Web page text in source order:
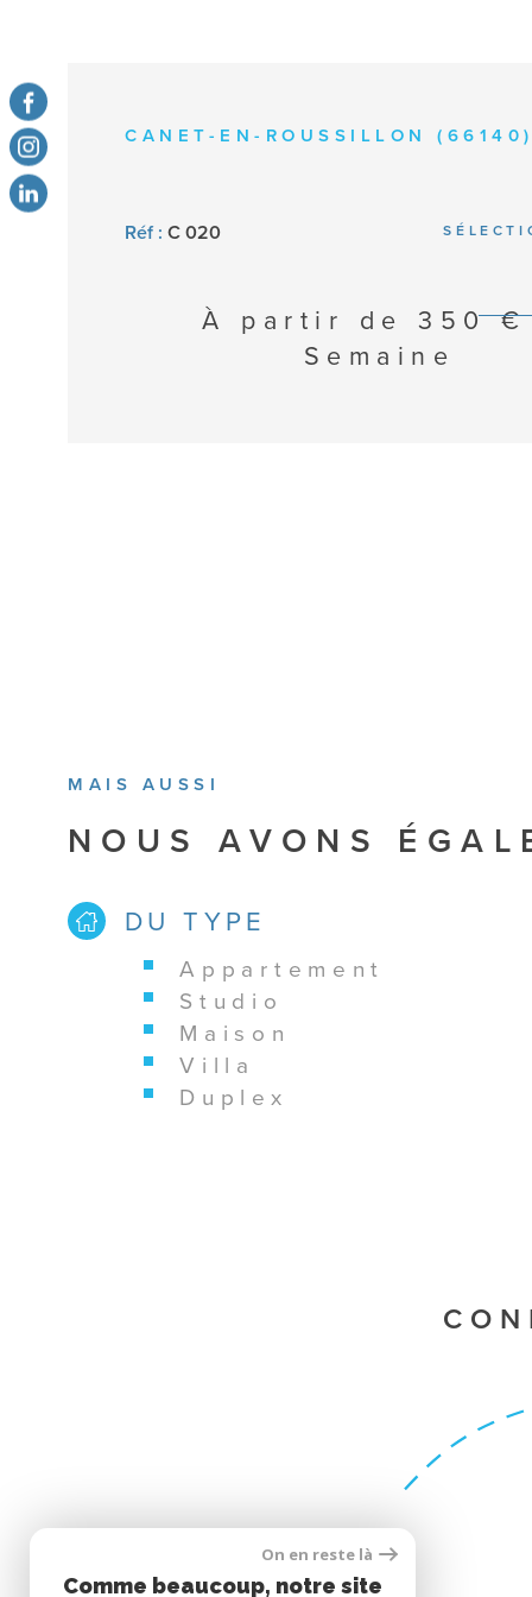
CANET-EN-ROUSSILLON
Réf : C 020
À partir de
350
Semaine
MAIS AUSSI
NOUS AVONS
DU TYPE
appartement
studio
maison
villa
duplex
SE CONNECTER
On en reste là
Comme beaucoup, notre site